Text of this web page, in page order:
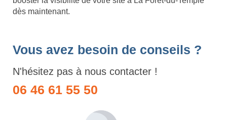
dès maintenant.
Vous avez besoin de conseils ?
N'hésitez pas à nous contacter !
06 46 61 55 50